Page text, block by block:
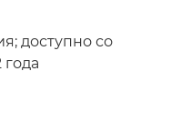
доступно со